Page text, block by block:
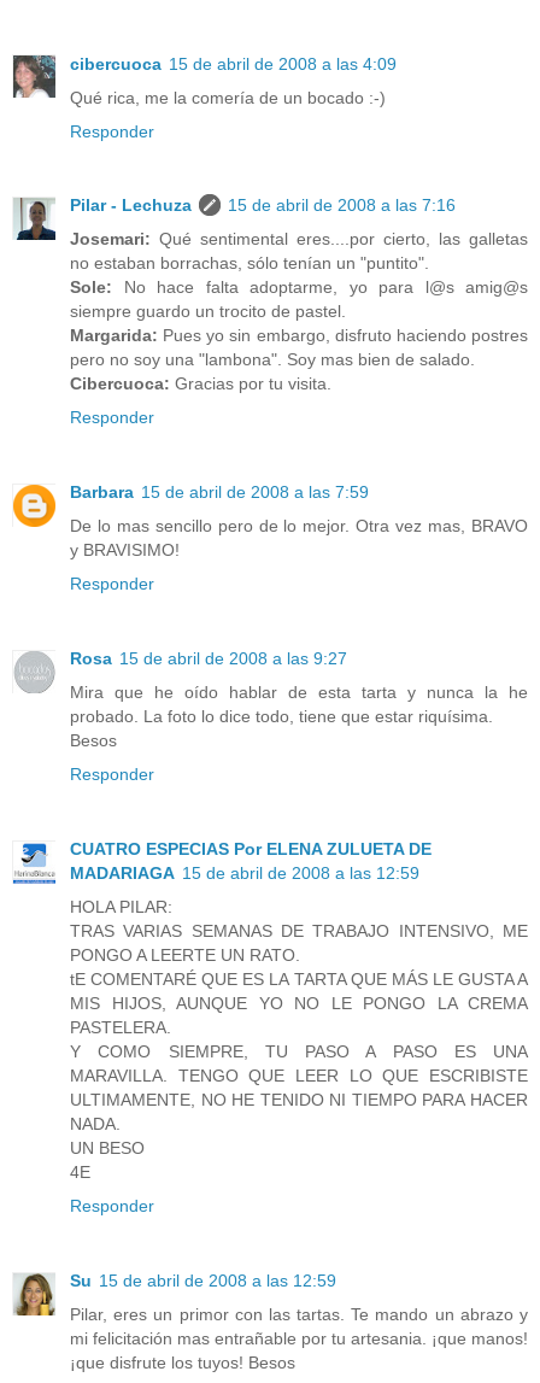
cibercuoca 15 de abril de 2008 a las 4:09
Qué rica, me la comería de un bocado :-)
Responder
Pilar - Lechuza
15 de abril de 2008 a las 7:16
Josemari: Qué sentimental eres....por cierto, las galletas
no estaban borrachas, sólo tenían un "puntito".
Sole: No hace falta adoptarme, yo para l@s amig@s
siempre guardo un trocito de pastel.
Margarida: Pues yo sin embargo, disfruto haciendo postres
pero no soy una "lambona". Soy mas bien de salado.
Cibercuoca: Gracias por tu visita.
Responder
Barbara 15 de abril de 2008 a las 7:59
De lo mas sencillo pero de lo mejor. Otra vez mas, BRAVO
y BRAVISIMO!
Responder
Rosa 15 de abril de 2008 a las 9:27
Mira que he oído hablar de esta tarta y nunca la he
probado. La foto lo dice todo, tiene que estar riquísima.
Besos
Responder
CUATRO ESPECIAS Por ELENA ZULUETA DE
MADARIAGA 15 de abril de 2008 a las 12:59
HOLA PILAR:
TRAS VARIAS SEMANAS DE TRABAJO INTENSIVO, ME
PONGO A LEERTE UN RATO.
tE COMENTARÉ QUE ES LA TARTA QUE MÁS LE GUSTA A
MIS HIJOS, AUNQUE YO NO LE PONGO LA CREMA
PASTELERA.
Y COMO SIEMPRE, TU PASO A PASO ES UNA
MARAVILLA. TENGO QUE LEER LO QUE ESCRIBISTE
ULTIMAMENTE, NO HE TENIDO NI TIEMPO PARA HACER
NADA.
UN BESO
4E
Responder
Su 15 de abril de 2008 a las 12:59
Pilar, eres un primor con las tartas. Te mando un abrazo y
mi felicitación mas entrañable por tu artesania. ¡que manos!
¡que disfrute los tuyos! Besos